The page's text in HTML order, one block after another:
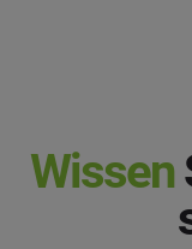
Wissen